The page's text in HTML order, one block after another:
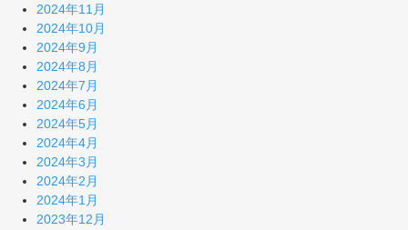
2024年11月
2024年10月
2024年9月
2024年8月
2024年7月
2024年6月
2024年5月
2024年4月
2024年3月
2024年2月
2024年1月
2023年12月